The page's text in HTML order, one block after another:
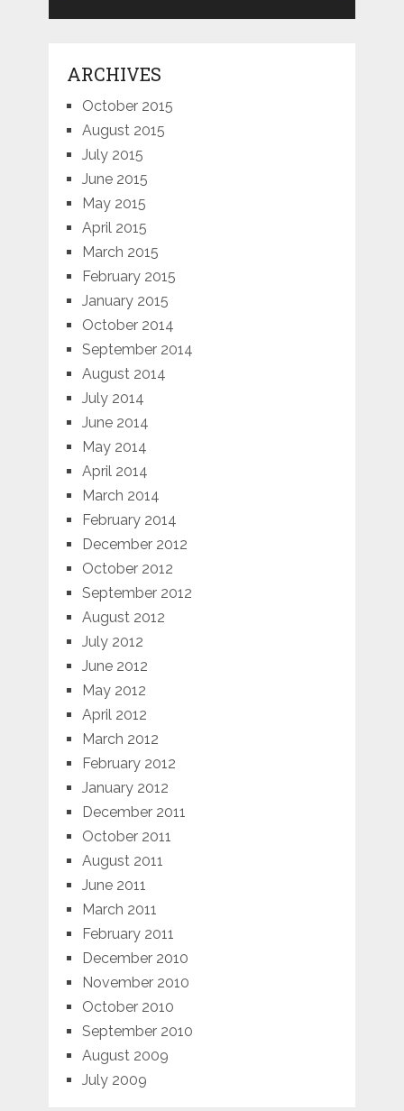
ARCHIVES
October 2015
August 2015
July 2015
June 2015
May 2015
April 2015
March 2015
February 2015
January 2015
October 2014
September 2014
August 2014
July 2014
June 2014
May 2014
April 2014
March 2014
February 2014
December 2012
October 2012
September 2012
August 2012
July 2012
June 2012
May 2012
April 2012
March 2012
February 2012
January 2012
December 2011
October 2011
August 2011
June 2011
March 2011
February 2011
December 2010
November 2010
October 2010
September 2010
August 2009
July 2009